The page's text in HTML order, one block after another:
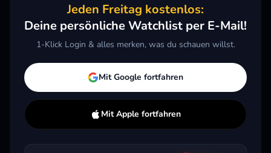
Mehr
Merken
Mehr
Jeden Freitag kostenlos:
Deine persönliche Watchlist per E-Mail!
1-Klick Login & alles merken, was du schauen willst.
Mit Google fortfahren
Mit Apple fortfahren